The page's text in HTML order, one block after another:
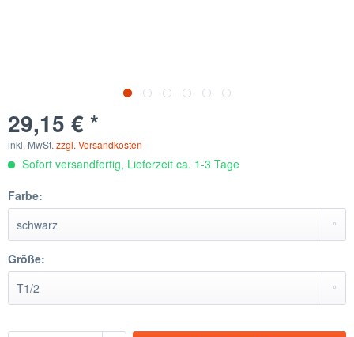
29,15 € *
inkl. MwSt. zzgl. Versandkosten
Sofort versandfertig, Lieferzeit ca. 1-3 Tage
Farbe:
Größe: